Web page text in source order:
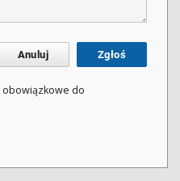
Anuluj Zgłoś
obowiązkowe do